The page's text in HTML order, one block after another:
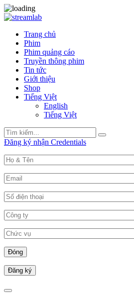
Trang chủ
Phim
Phim quảng cáo
Truyền thông phim
Tin tức
Giới thiệu
Shop
Tiếng Việt
English
Tiếng Việt
Search
for:
Search
Đăng ký nhận Credentials
Đóng